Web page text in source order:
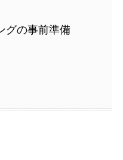
グの事前準備